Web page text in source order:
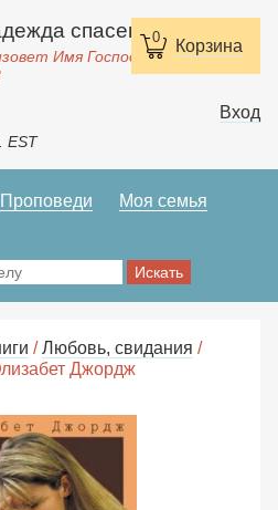
0 Корзина
спасения»
Имя Господне, спасется.
EST
Вход
Проповеди
Моя семья
/Любовь, свидания /
Джордж